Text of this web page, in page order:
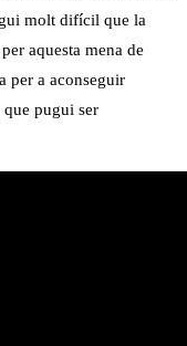
molt difícil que la
aquesta mena de
per a aconseguir
que pugui ser